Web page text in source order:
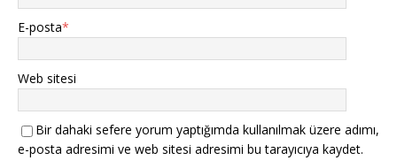
E-posta*
Web sitesi
Bir dahaki sefere yorum yaptığımda kullanılmak üzere adımı,
e-posta adresimi ve web sitesi adresimi bu tarayıcıya kaydet.